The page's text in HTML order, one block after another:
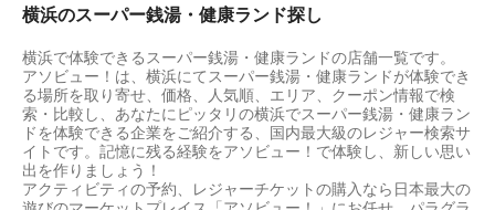
横浜のスーパー銭湯・健康ランド探し
横浜で体験できるスーパー銭湯・健康ランドの店舗一覧です。
アソビュー！は、横浜にてスーパー銭湯・健康ランドが体験でき
る場所を取り寄せ、価格、人気順、エリア、クーポン情報で検
索・比較し、あなたにピッタリの横浜でスーパー銭湯・健康ラン
ドを体験できる企業をご紹介する、国内最大級のレジャー検索サ
イトです。記憶に残る経験をアソビュー！で体験し、新しい思い
出を作りましょう！
アクティビティの予約、レジャーチケットの購入なら日本最大の